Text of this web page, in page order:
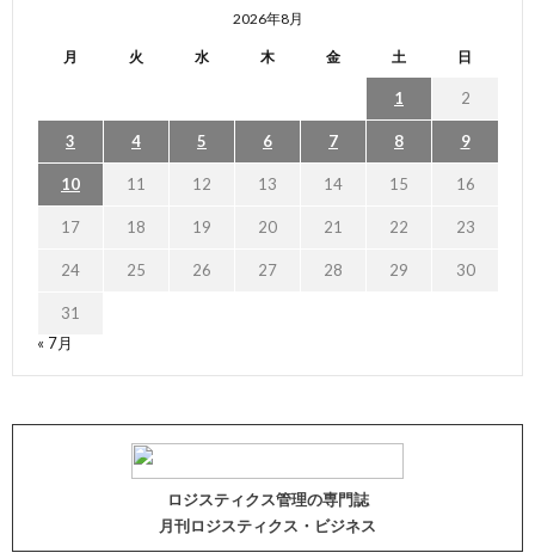
2026年8月
月 火 水 木 金 土 日
1 2
3 4 5 6 7 8 9
10 11 12 13 14 15 16
17 18 19 20 21 22 23
24 25 26 27 28 29 30
31
« 7月
ロジスティクス管理の専門誌
月刊ロジスティクス・ビジネス